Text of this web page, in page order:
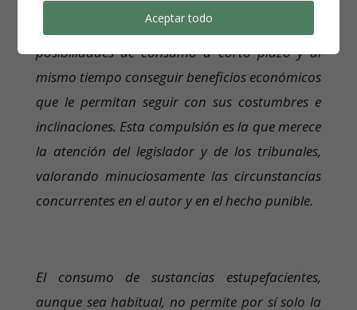
pequeña escala con objeto de alcanzar
posibilidades de consumo a corto plazo y al
mismo tiempo conseguir beneficios económicos
que le permitan seguir con sus costumbres e
inclinaciones. Esta compulsión es la que merece
la atención del legislador y de los tribunales,
valorando minuciosamente las circunstancias
concurrentes en el autor y en el hecho punible.
El consumo de sustancias estupefacientes,
aunque sea habitual, no permite por sí solo la
Aceptar todo